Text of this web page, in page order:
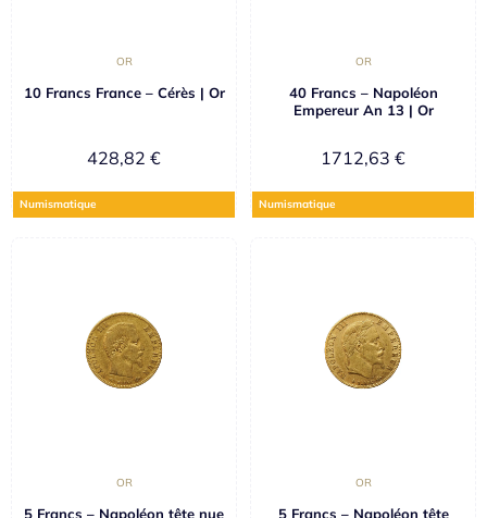
OR
10 Francs France – Cérès | Or
428,82 €
Numismatique
OR
40 Francs – Napoléon
Empereur An 13 | Or
1712,63 €
Numismatique
OR
5 Francs – Napoléon tête nue
OR
5 Francs – Napoléon tête